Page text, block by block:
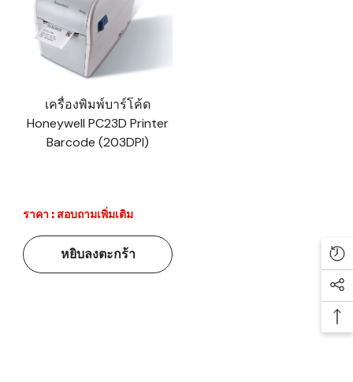
เครื่องพิมพ์บาร์โค้ด
Honeywell PC23D Printer
Barcode (203DPI)
ราคา : สอบถามเพิ่มเติม
หยิบลงตะกร้า